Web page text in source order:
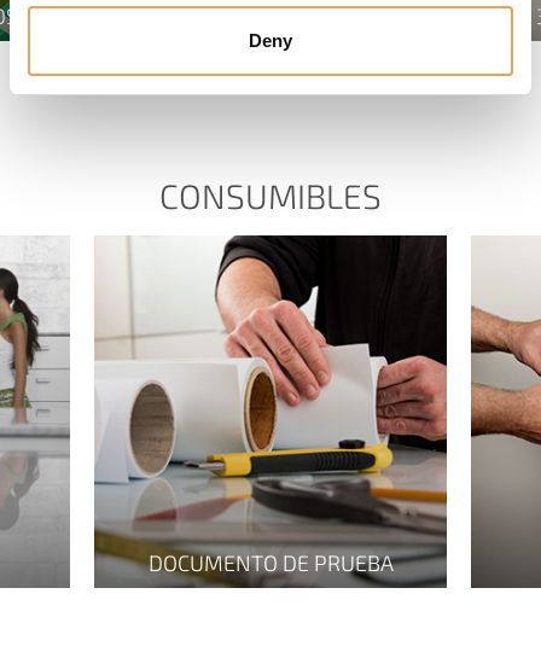
Deny
RAPID SPECTRO CUBE
CONSUMIBLES
DOCUMENTO DE PRUEBA